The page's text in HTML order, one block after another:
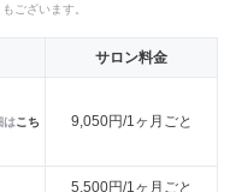
ございます。
サロン料金
はこち
9,050円/1ヶ月ごと
5,500円/1ヶ月ごと